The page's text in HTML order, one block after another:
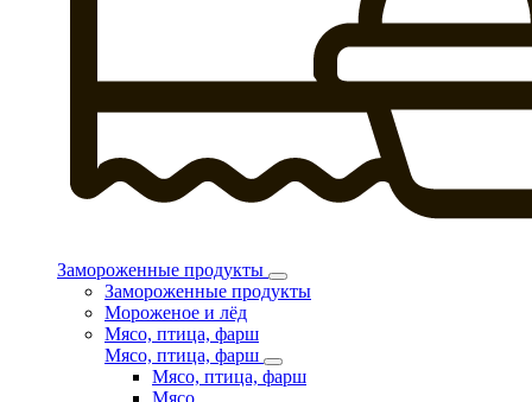
Замороженные продукты
Замороженные продукты
Мороженое и лёд
Мясо, птица, фарш
Мясо, птица, фарш
Мясо, птица, фарш
Мясо